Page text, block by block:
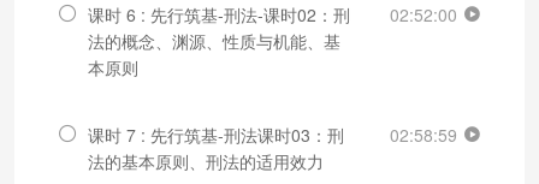
课时 6 : 先行筑基-刑法-课时02：刑
法的概念、渊源、性质与机能、基
本原则
02:52:00
课时 7 : 先行筑基-刑法课时03：刑
法的基本原则、刑法的适用效力
02:58:59